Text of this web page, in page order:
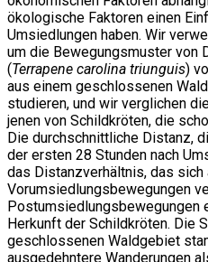
ökologische Faktoren einen
Umsiedlungen haben. Wir
um die Bewegungsmuster von
(Terrapene carolina triunguis)
aus einem geschlossenen
studieren, und wir verglichen
jenen von Schildkröten, die
Die durchschnittliche Distanz,
der ersten 28 Stunden nach
das Distanzverhältnis, das sich
Vorumsiedlungsbewegungen
Postumsiedlungsbewegungen
Herkunft der Schildkröten. Die
geschlossenen Waldgebiet
ausgedehntere Wanderungen